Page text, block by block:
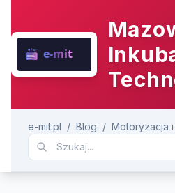
e-mit.pl / Blog / Motoryzacja